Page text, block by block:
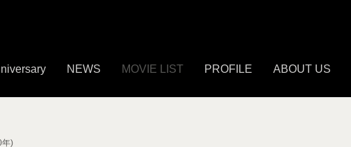
NEWS MOVIE LIST PROFILE ABOUT US
年)